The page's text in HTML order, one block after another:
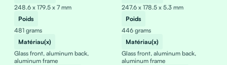
248.6 x 179.5 x 7 mm
Poids
481 grams
Matériau(x)
Glass front, aluminum back,
aluminum frame
247.6 x 178.5 x 5.3 mm
Poids
446 grams
Matériau(x)
Glass front, aluminum back,
aluminum frame